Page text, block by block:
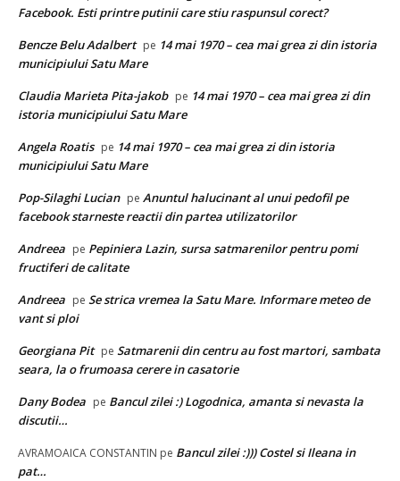
Facebook. Esti printre putinii care stiu raspunsul corect?
Bencze Belu Adalbert pe 14 mai 1970 – cea mai grea zi din istoria
municipiului Satu Mare
Claudia Marieta Pita-jakob pe 14 mai 1970 – cea mai grea zi din
istoria municipiului Satu Mare
Angela Roatis pe 14 mai 1970 – cea mai grea zi din istoria
municipiului Satu Mare
Pop-Silaghi Lucian pe Anuntul halucinant al unui pedofil pe
facebook starneste reactii din partea utilizatorilor
Andreea pe Pepiniera Lazin, sursa satmarenilor pentru pomi
fructiferi de calitate
Andreea pe Se strica vremea la Satu Mare. Informare meteo de
vant si ploi
Georgiana Pit pe Satmarenii din centru au fost martori, sambata
seara, la o frumoasa cerere in casatorie
Dany Bodea pe Bancul zilei :) Logodnica, amanta si nevasta la
discutii…
AVRAMOAICA CONSTANTIN pe Bancul zilei :))) Costel si Ileana in
pat…